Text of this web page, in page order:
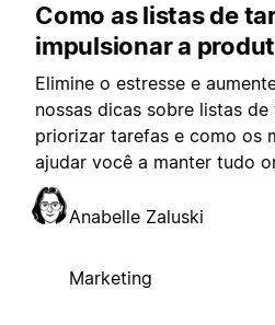
Como as listas de
impulsionar a
Elimine o estresse e
nossas dicas sobre listas
priorizar tarefas e como os
ajudar você a manter tudo
Anabelle Zaluski
Marketing